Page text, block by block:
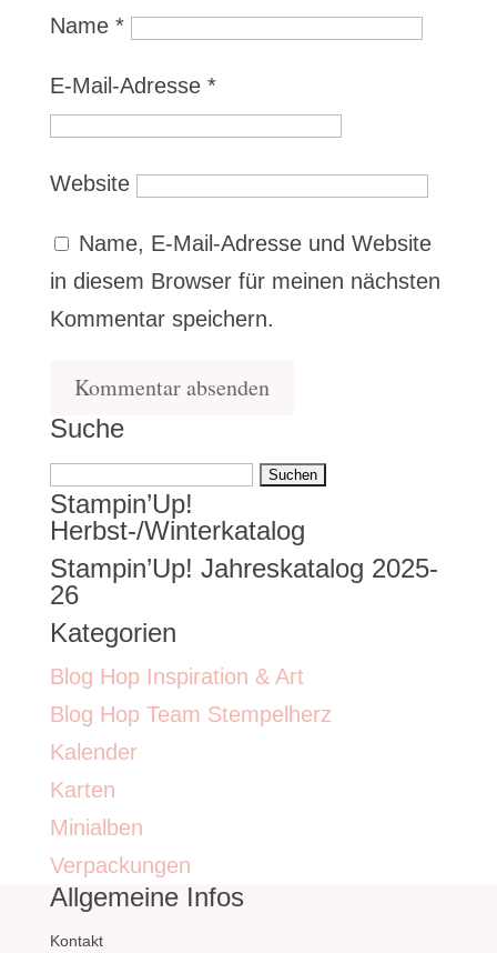
Name *
E-Mail-Adresse *
Website
Name, E-Mail-Adresse und Website
in diesem Browser für meinen nächsten
Kommentar speichern.
Suche
Suchen
nach:
Stampin’Up!
Herbst-/Winterkatalog
Stampin’Up! Jahreskatalog 2025-
26
Kategorien
Blog Hop Inspiration & Art
Blog Hop Team Stempelherz
Kalender
Karten
Minialben
Verpackungen
Allgemeine Infos
Kontakt